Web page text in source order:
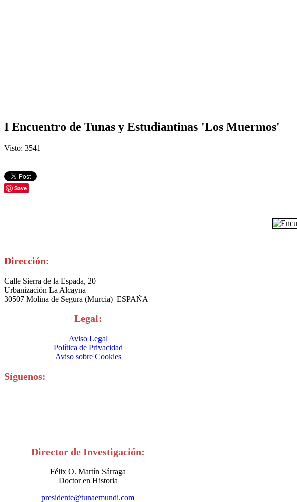
I Encuentro de Tunas y Estudiantinas 'Los Muermos'
Visto: 3541
Save
Dirección:
Calle Sierra de la Espada, 20
Urbanización La Alcayna
30507 Molina de Segura (Murcia) ESPAÑA
Legal:
Aviso Legal
Política de Privacidad
Aviso sobre Cookies
Síguenos:
Director de Investigación:
Félix O. Martín Sárraga
Doctor en Historia
presidente@tunaemundi.com